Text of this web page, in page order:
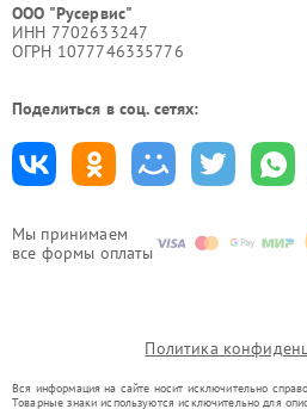
Мы принимаем
все формы оплаты
ООО "Русервис"
ИНН 7702633247
ОГРН 1077746335776
Поделиться в соц. сетях:
Политика
Вся информация на сайте носит исключительно
Товарные знаки используются исключительно для